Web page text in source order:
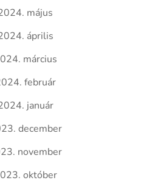
május
április
március
február
január
december
november
október